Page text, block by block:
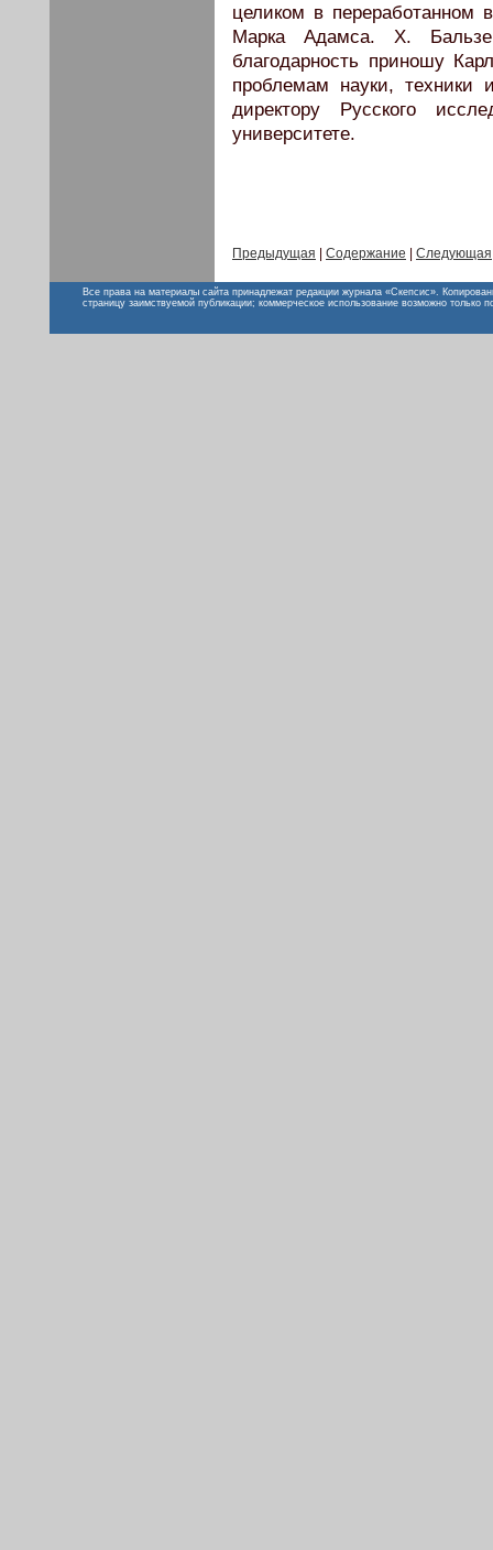
целиком в переработанном
Марка Адамса. X.
благодарность приношу
проблемам науки,
директору Русского
университете.
Предыдущая | Содержание | Следующая
Все права на материалы сайта принадлежат редакции журнала «Скепсис».
страницу заимствуемой публикации; коммерческое использование возможно только